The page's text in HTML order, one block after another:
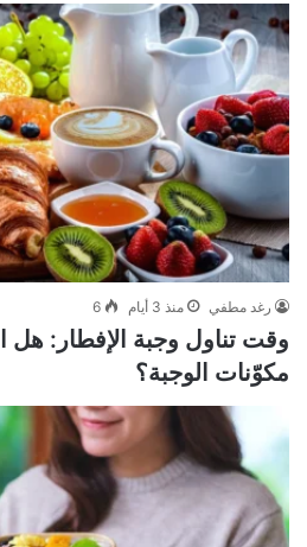
رغد مطفي منذ 3 أيام 6
وقت تناول وجبة الإفطار: هل
مكوّنات الوجبة؟